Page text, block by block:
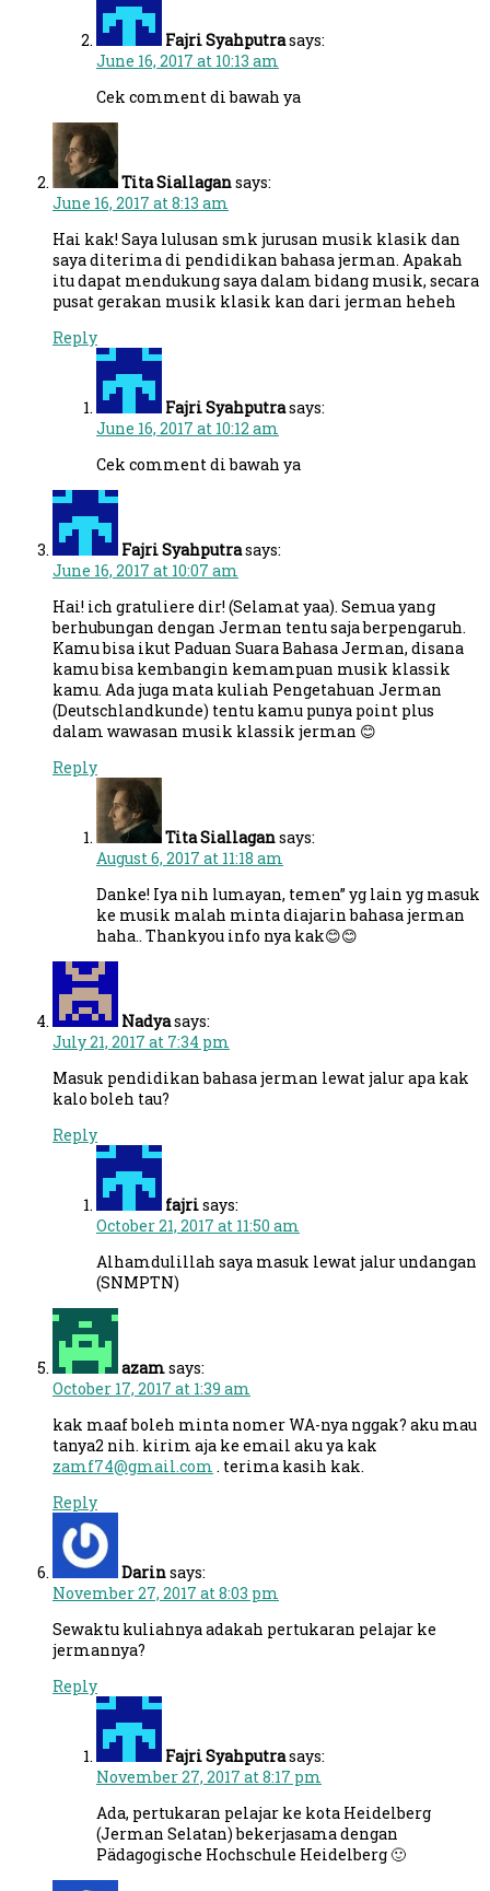
Fajri Syahputrasays:
June 16, 2017 at 10:13 am
Cek comment di bawah ya
Tita Siallagansays:
June 16, 2017 at 8:13 am
Hai kak! Saya lulusan smk jurusan musik klasik dan
saya diterima di pendidikan bahasa jerman. Apakah
itu dapat mendukung saya dalam bidang musik, secara
pusat gerakan musik klasik kan dari jerman heheh
Reply
Fajri Syahputrasays:
June 16, 2017 at 10:12 am
Cek comment di bawah ya
Fajri Syahputrasays:
June 16, 2017 at 10:07 am
Hai! ich gratuliere dir! (Selamat yaa). Semua yang
berhubungan dengan Jerman tentu saja berpengaruh.
Kamu bisa ikut Paduan Suara Bahasa Jerman, disana
kamu bisa kembangin kemampuan musik klassik
kamu. Ada juga mata kuliah Pengetahuan Jerman
(Deutschlandkunde) tentu kamu punya point plus
dalam wawasan musik klassik jerman 😊
Reply
Tita Siallagansays:
August 6, 2017 at 11:18 am
Danke! Iya nih lumayan, temen” yg lain yg masuk
ke musik malah minta diajarin bahasa jerman
haha.. Thankyou info nya kak😊😊
Nadyasays:
July 21, 2017 at 7:34 pm
Masuk pendidikan bahasa jerman lewat jalur apa kak
kalo boleh tau?
Reply
fajrisays:
October 21, 2017 at 11:50 am
Alhamdulillah saya masuk lewat jalur undangan
(SNMPTN)
azamsays:
October 17, 2017 at 1:39 am
kak maaf boleh minta nomer WA-nya nggak? aku mau
tanya2 nih. kirim aja ke email aku ya kak
zamf74@gmail.com . terima kasih kak.
Reply
Darinsays:
November 27, 2017 at 8:03 pm
Sewaktu kuliahnya adakah pertukaran pelajar ke
jermannya?
Reply
Fajri Syahputrasays:
November 27, 2017 at 8:17 pm
Ada, pertukaran pelajar ke kota Heidelberg
(Jerman Selatan) bekerjasama dengan
Pädagogische Hochschule Heidelberg 🙂